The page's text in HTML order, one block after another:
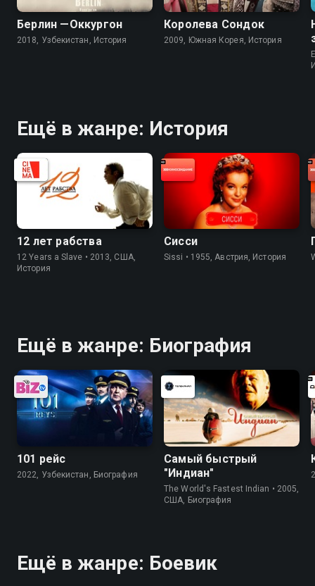
Берлин —Оккургон
2018, Узбекистан, История
Королева Сондок
2009, Южная Корея, История
Ещё в жанре: История
12 лет рабства
12 Years a Slave • 2013, США,
История
Сисси
Sissi • 1955, Австрия, История
Ещё в жанре: Биография
101 рейс
2022, Узбекистан, Биография
Самый быстрый
"Индиан"
The World's Fastest Indian • 2005,
США, Биография
Ещё в жанре: Боевик